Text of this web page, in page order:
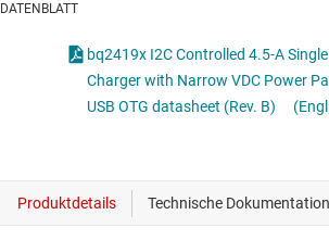
DATENBLATT
bq2419x I2C Controlled 4.5-A
Charger with Narrow VDC Power Path Management and
USB OTG datasheet (Rev. B)